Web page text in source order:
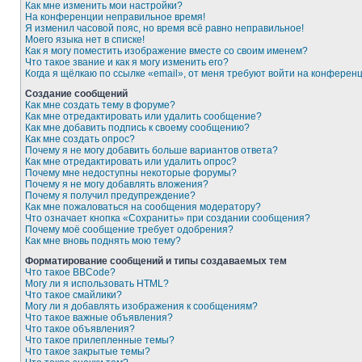
Как мне изменить мои настройки?
На конференции неправильное время!
Я изменил часовой пояс, но время всё равно неправильное!
Моего языка нет в списке!
Как я могу поместить изображение вместе со своим именем?
Что такое звание и как я могу изменить его?
Когда я щёлкаю по ссылке «email», от меня требуют войти на
Создание сообщений
Как мне создать тему в форуме?
Как мне отредактировать или удалить сообщение?
Как мне добавить подпись к своему сообщению?
Как мне создать опрос?
Почему я не могу добавить больше вариантов ответа?
Как мне отредактировать или удалить опрос?
Почему мне недоступны некоторые форумы?
Почему я не могу добавлять вложения?
Почему я получил предупреждение?
Как мне пожаловаться на сообщения модератору?
Что означает кнопка «Сохранить» при создании сообщения?
Почему моё сообщение требует одобрения?
Как мне вновь поднять мою тему?
Форматирование сообщений и типы создаваемых тем
Что такое BBCode?
Могу ли я использовать HTML?
Что такое смайлики?
Могу ли я добавлять изображения к сообщениям?
Что такое важные объявления?
Что такое объявления?
Что такое прилепленные темы?
Что такое закрытые темы?